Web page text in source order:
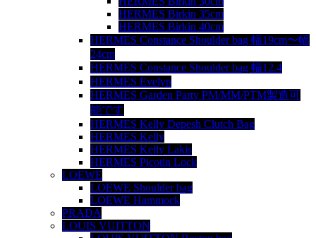
HERMES Birkin 35cm
HERMES Birkin 40cm
HERMES Constance Shoulder bag 幅19cm〜幅
24cm
HERMES Constance Shoulder bag 幅12.4
HERMES Evelyn
HERMES Garden Party PM/MM/PTM製造可
能です
HERMES Kelly Depesh Clutch Bag
HERMES Kelly
HERMES Kelly Lakis
HERMES Picotin Lock
LOEWE
LOEWE Shoulder bag
LOEWE Hammock
PRADA
LOUIS VUITTON